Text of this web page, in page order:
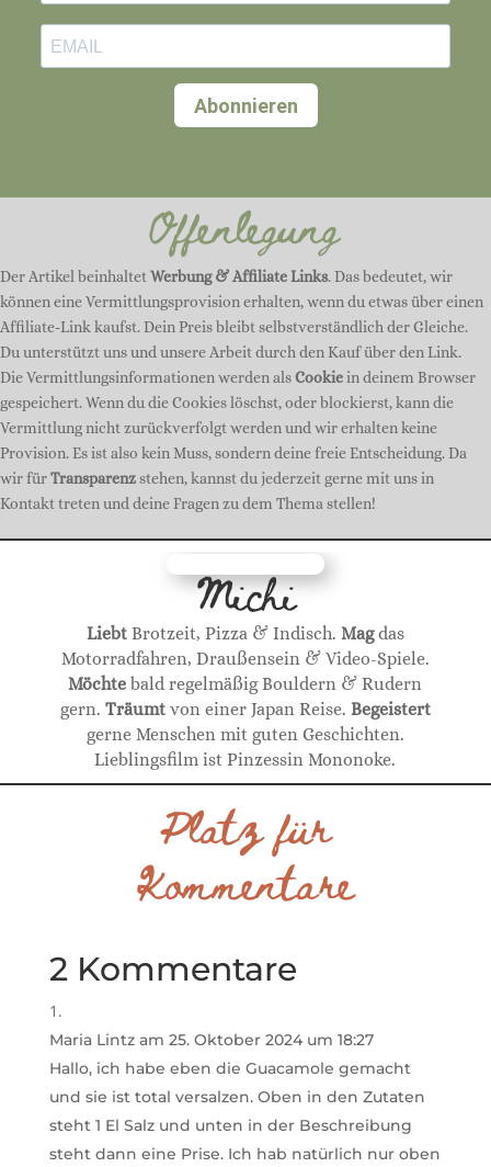
Abonnieren
Offenlegung
Der Artikel beinhaltetWerbung & Affiliate Links. Das bedeutet, wir
können eine Vermittlungsprovision erhalten, wenn du etwas über einen
Affiliate-Link kaufst. Dein Preis bleibt selbstverständlich der Gleiche.
Du unterstützt uns und unsere Arbeit durch den Kauf über den Link.
Die Vermittlungsinformationen werden alsCookiein deinem Browser
gespeichert. Wenn du die Cookies löschst, oder blockierst, kann die
Vermittlung nicht zurückverfolgt werden und wir erhalten keine
Provision. Es ist also kein Muss, sondern deine freie Entscheidung. Da
wir fürTransparenzstehen, kannst du jederzeit gerne mit uns in
Kontakt treten und deine Fragen zu dem Thema stellen!
Michi
LiebtBrotzeit, Pizza & Indisch. Magdas
Motorradfahren, Draußensein & Video-Spiele.
Möchte bald regelmäßig Bouldern & Rudern
gern. Träumtvon einer Japan Reise. Begeistert
gerne Menschen mit guten Geschichten.
Lieblingsfilm ist Pinzessin Mononoke.
Platz für
Kommentare
2 Kommentare
Maria Lintz am 25. Oktober 2024 um 18:27
Hallo, ich habe eben die Guacamole gemacht
und sie ist total versalzen. Oben in den Zutaten
steht 1 El Salz und unten in der Beschreibung
steht dann eine Prise. Ich hab natürlich nur oben